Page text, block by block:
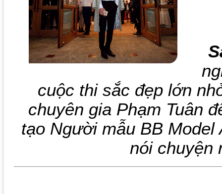
cuộc thi sắc đẹp lớn
chuyên gia Phạm Tuân
tạo Người mẫu BB Model
nói chuyện